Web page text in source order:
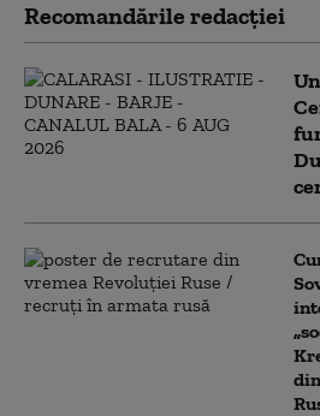
Recomandările redacţiei